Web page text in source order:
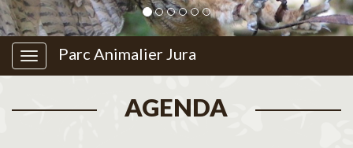
Parc Animalier Jura
AGENDA